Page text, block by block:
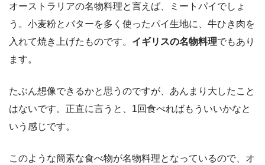
オーストラリアの名物料理と言えば、ミートパイでしょ
う。小麦粉とバターを多く使ったパイ生地に、牛ひき肉を
入れて焼き上げたものです。 イギリスの名物料理でもあり
ます。
たぶん想像できるかと思うのですが、あんまり大したこと
はないです。正直に言うと、1回食べればもういいかなと
いう感じです。
このような簡素な食べ物が名物料理となっているので、オ